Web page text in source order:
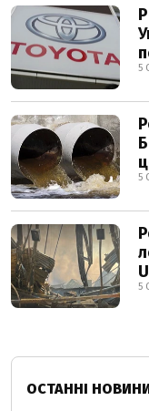
5
5
5
ОСТАННІ